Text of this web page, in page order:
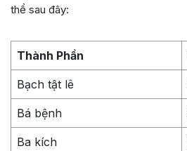
thể sau đây:
Thành Phần
Bạch tật lê
Bá bệnh
Ba kích